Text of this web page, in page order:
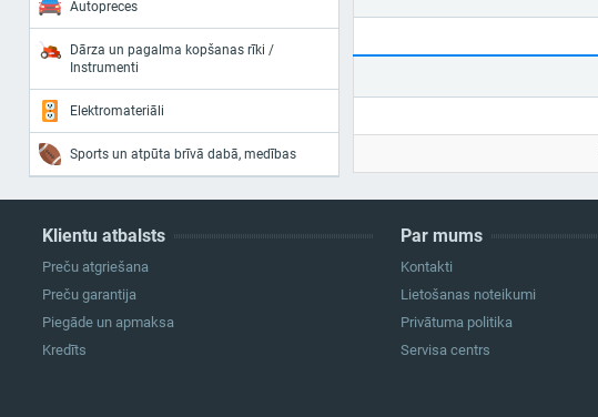
Autopreces
Dārza un pagalma kopšanas rīki /
Instrumenti
Elektromateriāli
Sports un atpūta brīvā dabā, medības
Klientu atbalsts
Preču atgriešana
Preču garantija
Piegāde un apmaksa
Kredīts
Par mums
Kontakti
Lietošanas noteikumi
Privātuma politika
Servisa centrs